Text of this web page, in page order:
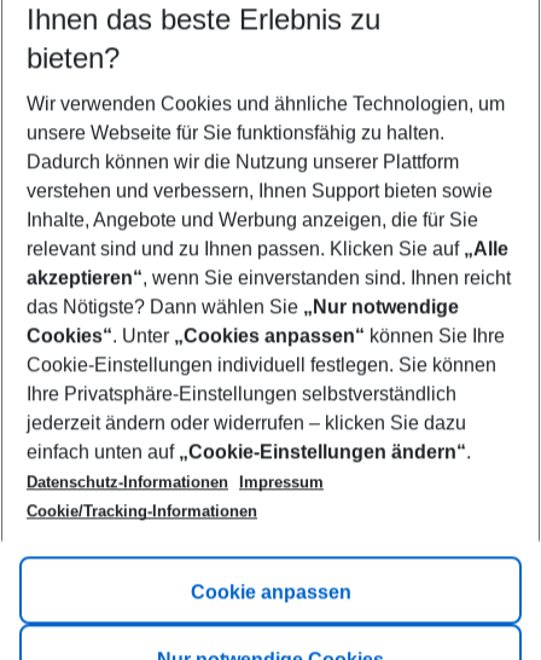
Find the perfect deal which suits your best
Your departure airport
Any airport
Select your date range
09/08/26–07/08/27 5-8 nights
Who will travel
2 adults No children
Show more filter
Footer
Footer navigation
Title A
Link A
Ihnen das beste Erlebnis zu
bieten?
Wir verwenden Cookies und ähnliche Technologien, um
unsere Webseite für Sie funktionsfähig zu halten.
Dadurch können wir die Nutzung unserer Plattform
verstehen und verbessern, Ihnen Support bieten sowie
Inhalte, Angebote und Werbung anzeigen, die für Sie
relevant sind und zu Ihnen passen. Klicken Sie auf „Alle
akzeptieren“, wenn Sie einverstanden sind. Ihnen reicht
das Nötigste? Dann wählen Sie „Nur notwendige
Cookies“. Unter „Cookies anpassen“ können Sie Ihre
Cookie-Einstellungen individuell festlegen. Sie können
Ihre Privatsphäre-Einstellungen selbstverständlich
jederzeit ändern oder widerrufen – klicken Sie dazu
einfach unten auf „Cookie-Einstellungen ändern“.
Datenschutz-Informationen
Impressum
Cookie/Tracking-Informationen
Cookie anpassen